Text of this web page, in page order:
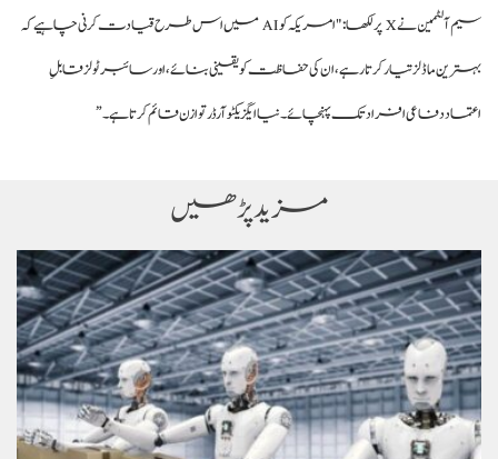
سیم آلٹمین نے X پر لکھا: "امریکہ کو AI میں اس طرح قیادت کرنی چاہیے کہ
بہترین ماڈلز تیار کرتا رہے، ان کی حفاظت کو یقینی بنائے، اور سائبر ٹولز قابلِ
اعتماد دفاعی افراد تک پہنچائے۔ نیا ایگزیکٹو آرڈر توازن قائم کرتا ہے۔”
مزید پڑھیں